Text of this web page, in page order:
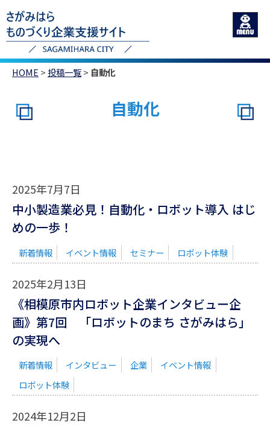
HOME >投稿一覧> 自動化
自動化
2025年7月7日
中小製造業必見！自動化・ロボット導入 はじ
めの一歩！
新着情報 イベント情報 セミナー ロボット体験
2025年2月13日
《相模原市内ロボット企業インタビュー企
画》第7回 「ロボットのまち さがみはら」
の実現へ
新着情報 インタビュー 企業
イベント情報
ロボット体験
2024年12月2日